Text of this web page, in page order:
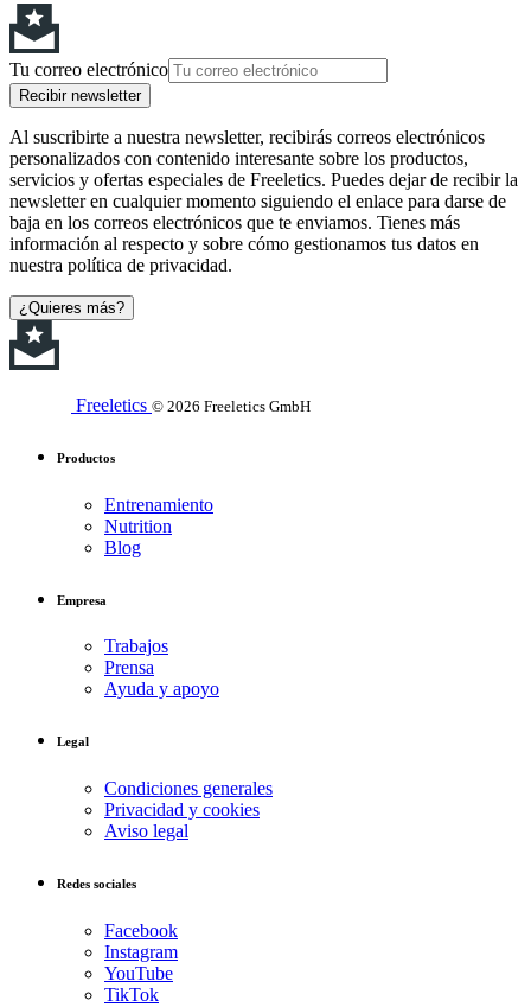
Tu correo electrónico
Recibir newsletter
Al suscribirte a nuestra newsletter, recibirás correos electrónicos
personalizados con contenido interesante sobre los productos,
servicios y ofertas especiales de Freeletics. Puedes dejar de recibir la
newsletter en cualquier momento siguiendo el enlace para darse de
baja en los correos electrónicos que te enviamos. Tienes más
información al respecto y sobre cómo gestionamos tus datos en
nuestra política de privacidad.
¿Quieres más?
Freeletics © 2026 Freeletics GmbH
Productos
Entrenamiento
Nutrition
Blog
Empresa
Trabajos
Prensa
Ayuda y apoyo
Legal
Condiciones generales
Privacidad y cookies
Aviso legal
Redes sociales
Facebook
Instagram
YouTube
TikTok